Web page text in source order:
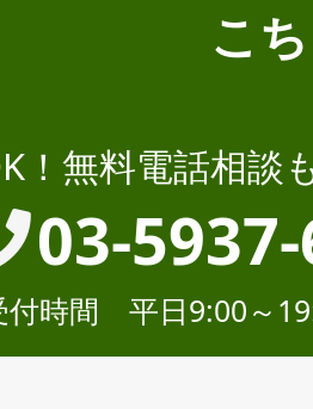
こ
！無料電話相談
03-
付時間 平日9:00～